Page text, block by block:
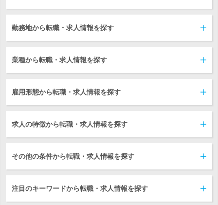
勤務地から転職・求人情報を探す
業種から転職・求人情報を探す
雇用形態から転職・求人情報を探す
求人の特徴から転職・求人情報を探す
その他の条件から転職・求人情報を探す
注目のキーワードから転職・求人情報を探す